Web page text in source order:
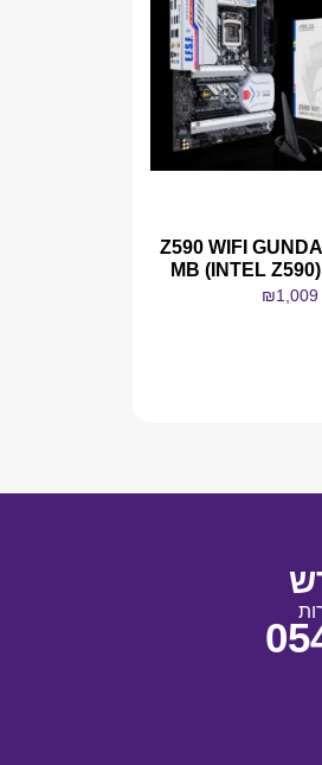
Z590 WIFI
MB (INTEL
₪1,009